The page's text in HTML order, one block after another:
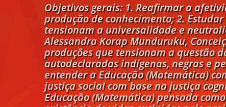
Objetivos gerais: 1. Reafirmar a
produção de conhecimento; 2.
tensionam a universalidade e
Alessandra Korap Munduruku,
produções que tensionam a questão
autodeclaradas indígenas, negras e
entender a Educação (Matemática)
justiça social com base na justiça
Educação (Matemática) pensada